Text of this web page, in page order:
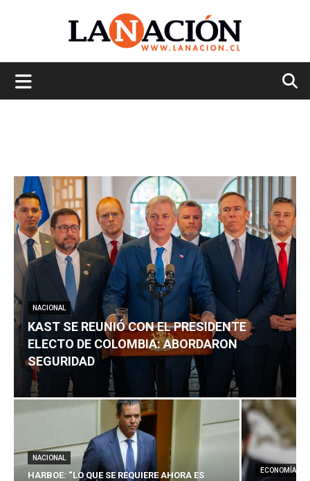
NACIONAL
KAST SE REUNIÓ CON EL PRESIDENTE
ELECTO DE COLOMBIA: ABORDARON
SEGURIDAD
NACIONAL
HARBOE: “LO QUE SE REQUIERE AHORA ES
ECONOMÍA